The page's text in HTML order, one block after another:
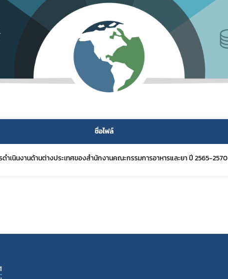
ชื่อไฟล์
ำเนินงานด้านต่างประเทศของสำนักงานคณะกรรมการอาหารและยา ปี 2565-2570